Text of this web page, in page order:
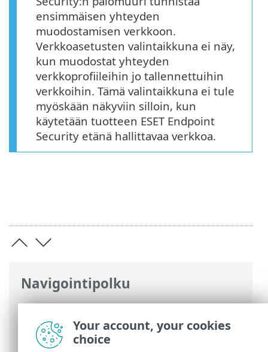
Navigointipolku
ESET-online-ohje>ESET Endpoint
Security >Sovellusasetukset>
Tunnistusohjelma
> Verkkoprofiilit
ensimmäisen yhteyden
muodostamisen verkkoon.
Verkkoasetusten valintaikkuna ei näy,
kun muodostat yhteyden
verkkoprofiileihin jo tallennettuihin
verkkoihin. Tämä valintaikkuna ei tule
myöskään näkyviin silloin, kun
käytetään tuotteen ESET Endpoint
Security etänä hallittavaa verkkoa.
Your account, your cookies
choice